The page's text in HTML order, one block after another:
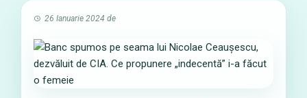
26 Ianuarie 2024 de